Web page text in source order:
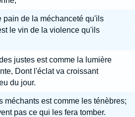
pain de la méchanceté qu'ils
le vin de la violence qu'ils
justes est comme la lumière
Dont l'éclat va croissant
du jour.
méchants est comme les ténèbres;
pas ce qui les fera tomber.